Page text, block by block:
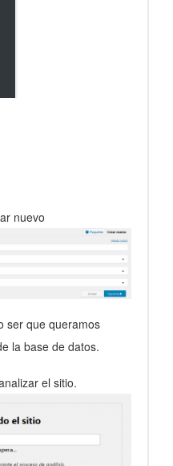
nuevo
ser que queramos
la base de datos.
el sitio.